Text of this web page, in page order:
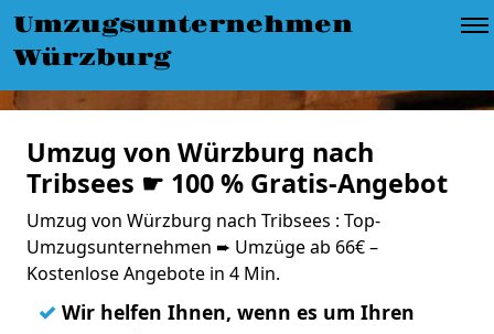
Umzugsunternehmen
Würzburg
Umzug von Würzburg nach
Tribsees ☛ 100 % Gratis-Angebot
Umzug von Würzburg nach Tribsees : Top-
Umzugsunternehmen ➨ Umzüge ab 66€ –
Kostenlose Angebote in 4 Min.
✓ Wir helfen Ihnen, wenn es um Ihren